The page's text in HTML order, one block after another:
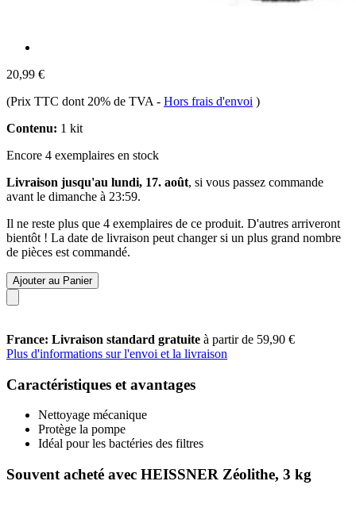
20,99 €
(Prix TTC dont 20% de TVA - Hors frais d'envoi )
Contenu: 1 kit
Encore 4 exemplaires en stock
Livraison jusqu'au lundi, 17. août, si vous passez commande
avant le dimanche à 23:59.
Il ne reste plus que 4 exemplaires de ce produit. D'autres arriveront
bientôt ! La date de livraison peut changer si un plus grand nombre
de pièces est commandé.
Ajouter au Panier
France: Livraison standard gratuite à partir de 59,90 €
Plus d'informations sur l'envoi et la livraison
Caractéristiques et avantages
Nettoyage mécanique
Protège la pompe
Idéal pour les bactéries des filtres
Souvent acheté avec HEISSNER Zéolithe, 3 kg